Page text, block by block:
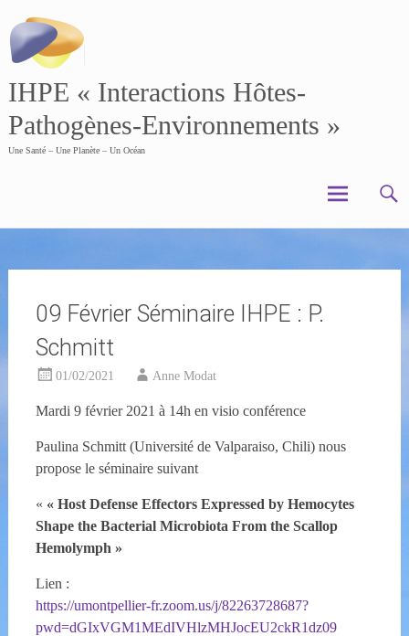
content
IHPE « Interactions Hôtes-
Pathogènes-Environnements »
Une Santé – Une Planète – Un Océan
09 Février Séminaire IHPE : P.
Schmitt
01/02/2021 Anne Modat
Mardi 9 février 2021 à 14h en visio conférence
Paulina Schmitt (Université de Valparaiso, Chili) nous
propose le séminaire suivant
« « Host Defense Effectors Expressed by Hemocytes
Shape the Bacterial Microbiota From the Scallop
Hemolymph »
Lien :
https://umontpellier-fr.zoom.us/j/82263728687?
pwd=dGIxVGM1MEdIVHlzMHJocEU2ckR1dz09